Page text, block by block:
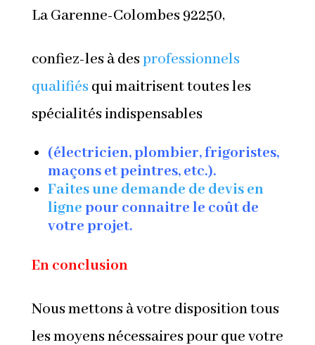
La Garenne-Colombes 92250,
confiez-les à desprofessionnels
qualifiésqui maitrisent toutes les
spécialités indispensables
(électricien, plombier, frigoristes,
maçons et peintres, etc.).
Faites une demande de devis en
lignepour connaitre le coût de
votre projet.
En conclusion
Nous mettons à votre disposition tous
les moyens nécessaires pour que votre